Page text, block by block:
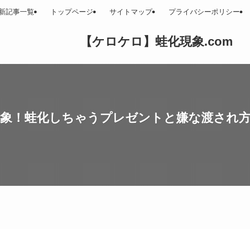
【ケロケロ】蛙化現象.com
記事一覧 トップページ サイトマップ プライバシーポリシー
！蛙化しちゃうプレゼントと嫌な渡され